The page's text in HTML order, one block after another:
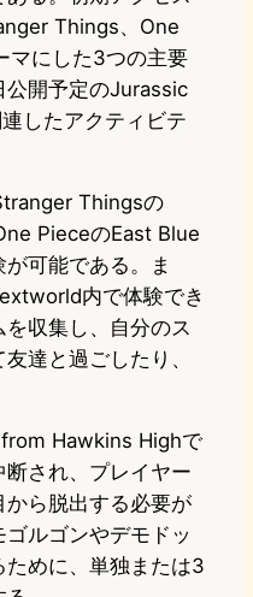
Things、One
マにした3つの主要
公開予定のJurassic
したアクティビテ
Thingsの
PieceのEast Blue
可能である。ま
内で体験でき
収集し、自分のス
達と過ごしたり、
Hawkins Highで
され、プレイヤー
ら脱出する必要が
ルゴンやデモドッ
ために、単独または3